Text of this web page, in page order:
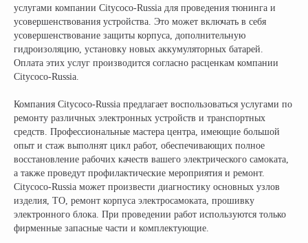
услугами компании Citycoco-Russia для проведения тюнинга и
усовершенствования устройства. Это может включать в себя
усовершенствование защиты корпуса, дополнительную
гидроизоляцию, установку новых аккумуляторных батарей.
Оплата этих услуг производится согласно расценкам компании
Citycoco-Russia.
Компания Citycoco-Russia предлагает воспользоваться услугами по
ремонту различных электронных устройств и транспортных
средств. Профессиональные мастера центра, имеющие большой
опыт и стаж выполнят цикл работ, обеспечивающих полное
восстановление рабочих качеств вашего электрического самоката,
а также проведут профилактические мероприятия и ремонт.
Citycoco-Russia может произвести диагностику основных узлов
изделия, ТО, ремонт корпуса электросамоката, прошивку
электронного блока. При проведении работ используются только
фирменные запасные части и комплектующие.
© CityCoCo Russia Operating Company, LLC. 2019–2026
условиях не является публичной офертой, определяемой положениями Статьи 437(2)
Гражданского кодекса РФ.